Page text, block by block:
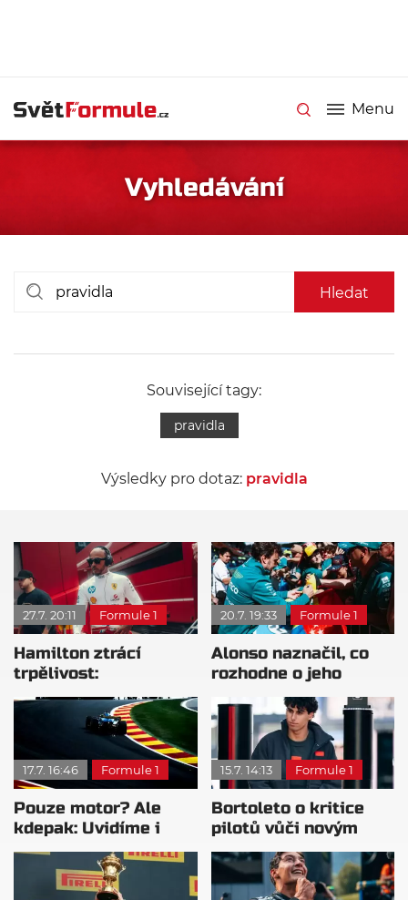
Menu
Vyhledávání
Související tagy:
pravidla
Výsledky pro dotaz: pravidla
27.7. 20:11 Formule 1
Hamilton ztrácí
trpělivost:
Rozhodnutí komisařů
jsou nekonzistentní
20.7. 19:33 Formule 1
Alonso naznačil, co
rozhodne o jeho
pokračování
17.7. 16:46 Formule 1
Pouze motor? Ale
kdepak: Uvidíme i
aerodynamické
změny
15.7. 14:13 Formule 1
Bortoleto o kritice
pilotů vůči novým
pravidlům: Měli by
obrátit list